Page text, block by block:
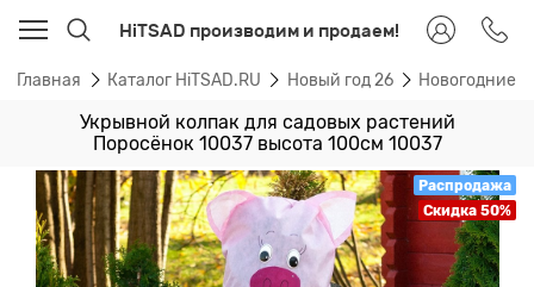
HiTSAD производим и продаем!
Главная Каталог HiTSAD.RU Новый год 26 Новогодние
Укрывной колпак для садовых растений
Поросёнок 10037 высота 100см 10037
Распродажа
Скидка 50%